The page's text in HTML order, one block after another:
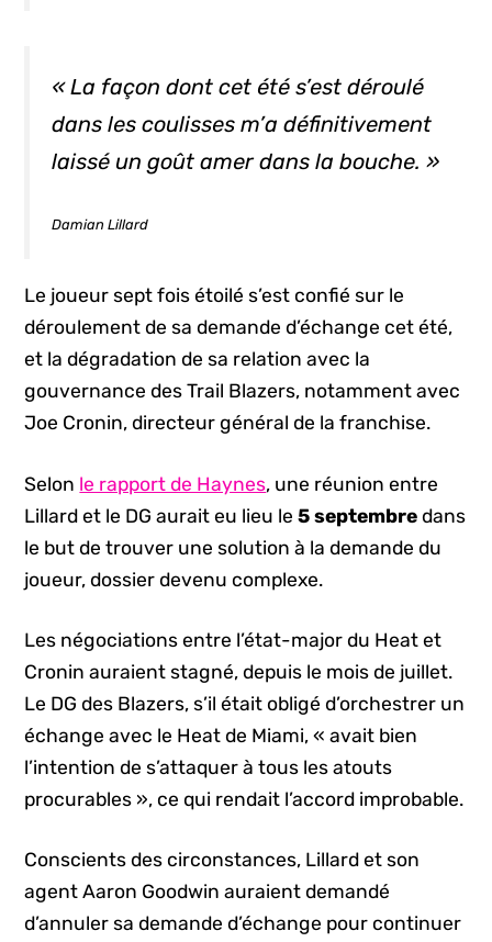
« La façon dont cet été s’est déroulé
dans les coulisses m’a définitivement
laissé un goût amer dans la bouche. »
Damian Lillard
Le joueur sept fois étoilé s’est confié sur le
déroulement de sa demande d’échange cet été,
et la dégradation de sa relation avec la
gouvernance des Trail Blazers, notamment avec
Joe Cronin, directeur général de la franchise.
Selon le rapport de Haynes, une réunion entre
Lillard et le DG aurait eu lieu le5 septembre dans
le but de trouver une solution à la demande du
joueur, dossier devenu complexe.
Les négociations entre l’état-major du Heat et
Cronin auraient stagné, depuis le mois de juillet.
Le DG des Blazers, s’il était obligé d’orchestrer un
échange avec le Heat de Miami, « avait bien
l’intention de s’attaquer à tous les atouts
procurables », ce qui rendait l’accord improbable.
Conscients des circonstances, Lillard et son
agent Aaron Goodwin auraient demandé
d’annuler sa demande d’échange pour continuer